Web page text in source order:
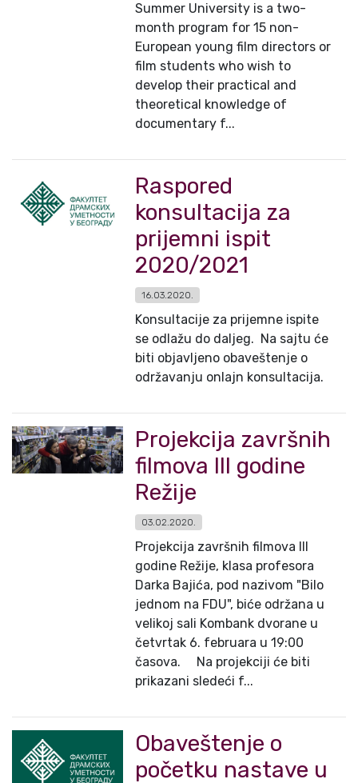
Summer University is a two-
month program for 15 non-
European young film directors or
film students who wish to
develop their practical and
theoretical knowledge of
documentary f...
Raspored
konsultacija za
prijemni ispit
2020/2021
16.03.2020.
Konsultacije za prijemne ispite
se odlažu do daljeg. Na sajtu će
biti objavljeno obaveštenje o
održavanju onlajn konsultacija.
Projekcija završnih
filmova III godine
Režije
03.02.2020.
Projekcija završnih filmova III
godine Režije, klasa profesora
Darka Bajića, pod nazivom "Bilo
jednom na FDU", biće održana u
velikoj sali Kombank dvorane u
četvrtak 6. februara u 19:00
časova. Na projekciji će biti
prikazani sledeći f...
Obaveštenje o
početku nastave u